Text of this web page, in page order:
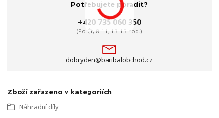
Potřebujete poradit?
+420 735 060 350
(Po-Čt, 8-11, 13-15 hod.)
dobryden@baribalobchod.cz
Zboží zařazeno v kategoriích
Náhradní díly